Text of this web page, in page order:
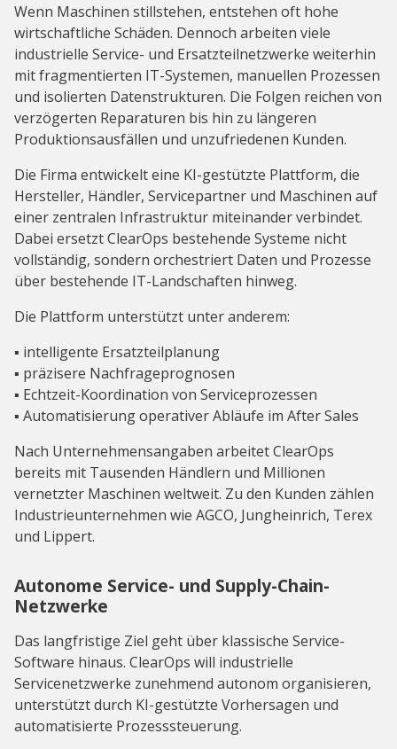
Wenn Maschinen stillstehen, entstehen oft hohe
wirtschaftliche Schäden. Dennoch arbeiten viele
industrielle Service- und Ersatzteilnetzwerke weiterhin
mit fragmentierten IT-Systemen, manuellen Prozessen
und isolierten Datenstrukturen. Die Folgen reichen von
verzögerten Reparaturen bis hin zu längeren
Produktionsausfällen und unzufriedenen Kunden.
Die Firma entwickelt eine KI-gestützte Plattform, die
Hersteller, Händler, Servicepartner und Maschinen auf
einer zentralen Infrastruktur miteinander verbindet.
Dabei ersetzt ClearOps bestehende Systeme nicht
vollständig, sondern orchestriert Daten und Prozesse
über bestehende IT-Landschaften hinweg.
Die Plattform unterstützt unter anderem:
▪️ intelligente Ersatzteilplanung
▪️ präzisere Nachfrageprognosen
▪️ Echtzeit-Koordination von Serviceprozessen
▪️ Automatisierung operativer Abläufe im After Sales
Nach Unternehmensangaben arbeitet ClearOps
bereits mit Tausenden Händlern und Millionen
vernetzter Maschinen weltweit. Zu den Kunden zählen
Industrieunternehmen wie AGCO, Jungheinrich, Terex
und Lippert.
Autonome Service- und Supply-Chain-
Netzwerke
Das langfristige Ziel geht über klassische Service-
Software hinaus. ClearOps will industrielle
Servicenetzwerke zunehmend autonom organisieren,
unterstützt durch KI-gestützte Vorhersagen und
automatisierte Prozesssteuerung.